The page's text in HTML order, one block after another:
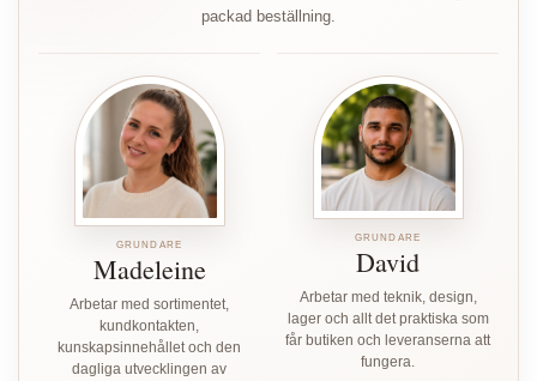
packad beställning.
GRUNDARE
Madeleine
Arbetar med sortimentet,
kundkontakten,
kunskapsinnehållet och den
dagliga utvecklingen av
GRUNDARE
David
Arbetar med teknik, design,
lager och allt det praktiska som
får butiken och leveranserna att
fungera.